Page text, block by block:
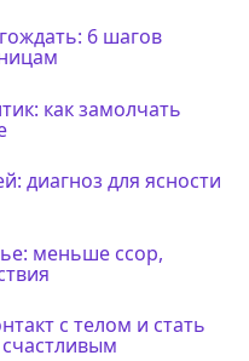
6 шагов
как замолчать
диагноз для ясности
меньше ссор,
с телом и стать